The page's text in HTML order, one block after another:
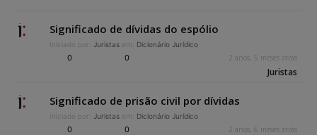
Significado de dívidas do espólio
Iniciado por: Juristas em: Dicionário Jurídico
0 0 2 anos, 5 meses atrás
Juristas
Significado de prisão civil por dívidas
Iniciado por: Juristas em: Dicionário Jurídico
0 0 2 anos, 6 meses atrás